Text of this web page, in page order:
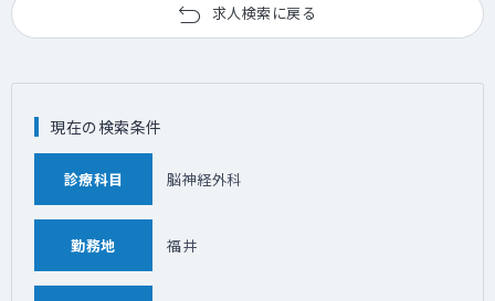
求人検索に戻る
現在の検索条件
診療科目 脳神経外科
勤務地 福井